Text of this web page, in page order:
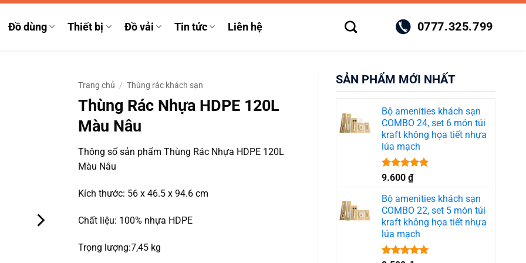
Đồ dùng Thiết bị Đồ vải Tin tức Liên hệ 0777.325.799
Trang chủ / Thùng rác khách sạn
Thùng Rác Nhựa HDPE 120L
Màu Nâu
Thông số sản phẩm Thùng Rác Nhựa HDPE 120L
Màu Nâu
Kích thước: 56 x 46.5 x 94.6 cm
Chất liệu: 100% nhựa HDPE
Trọng lượng:7,45 kg
SẢN PHẨM MỚI NHẤT
Bộ amenities khách sạn
COMBO 24, set 6 món túi
kraft không họa tiết nhựa
lúa mạch
Được xếp
5.00
5 sao
9.600 ₫
Bộ amenities khách sạn
COMBO 22, set 5 món túi
kraft không họa tiết nhựa
lúa mạch